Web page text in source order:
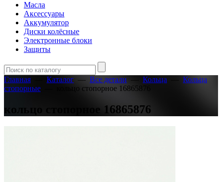
Масла
Аксессуары
Аккумулятор
Диски колёсные
Электронные блоки
Защиты
Главная Каталог — Все детали — Кольца
Кольца
стопорные
кольцо стопорное 16865876
кольцо стопорное 16865876